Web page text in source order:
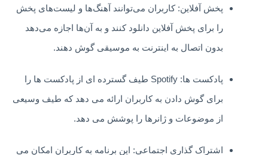
پخش آفلاین: کاربران می‌توانند آهنگ‌ها و لیست‌های پخش
را برای پخش آفلاین دانلود کنند و به آن‌ها اجازه می‌دهد
بدون اتصال به اینترنت به موسیقی گوش دهند.
پادکست ها: Spotify طیف گسترده ای از پادکست ها را
برای گوش دادن به کاربران ارائه می دهد که طیف وسیعی
از موضوعات و ژانرها را پوشش می دهد.
اشتراک گذاری اجتماعی: این برنامه به کاربران امکان می